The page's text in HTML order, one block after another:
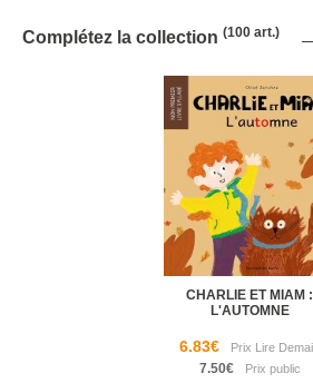
Complétez la collection (100 art.)
CHARLIE ET MIAM :
L'AUTOMNE
6.83€
7.50€